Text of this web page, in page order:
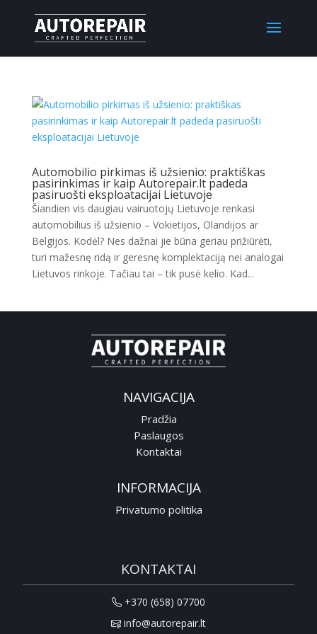
Automobilio pirkimas iš užsienio: praktiškas
pasirinkimas ir kaip Autorepair.lt padeda
pasiruošti eksploatacijai Lietuvoje
Šiandien vis daugiau vairuotojų Lietuvoje renkasi
automobilius iš užsienio – Vokietijos, Olandijos ar
Belgijos. Kodėl? Nes dažnai jie būna geriau prižiūrėti,
turi mažesnę ridą ir geresnę komplektaciją nei analogai
Lietuvos rinkoje. Tačiau tai – tik pusė kelio. Kad...
NAVIGACIJA
Pradžia
Paslaugos
Kontaktai
INFORMACIJA
Privatumo politika
KONTAKTAI
+370 (658) 07700
info@autorepair.lt